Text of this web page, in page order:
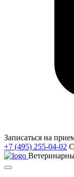
Записаться на
+7 (495) 255-04-02